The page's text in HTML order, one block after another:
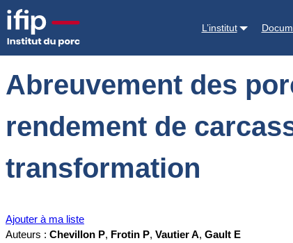
L’institut
Accueil Documentations Abreuvement des porcs avant
Abreuvement des
rendement de
transformation
Ajouter à ma liste
Auteurs : Chevillon P, Frotin P, Vautier A, Gault E